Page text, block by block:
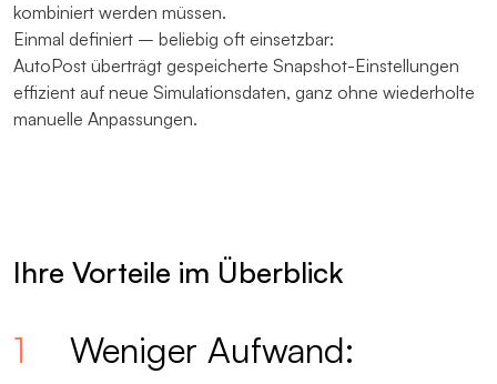
kombiniert werden müssen.
Einmal definiert – beliebig oft einsetzbar:
AutoPost überträgt gespeicherte Snapshot-Einstellungen
effizient auf neue Simulationsdaten, ganz ohne wiederholte
manuelle Anpassungen.
Ihre Vorteile im Überblick
1 Weniger Aufwand: